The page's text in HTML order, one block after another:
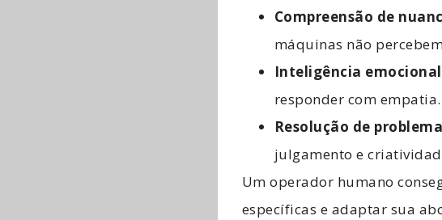
Compreensão de
máquinas não
Inteligência
responder com empatia.
Resolução de
julgamento e
Um operador humano
específicas e adaptar sua